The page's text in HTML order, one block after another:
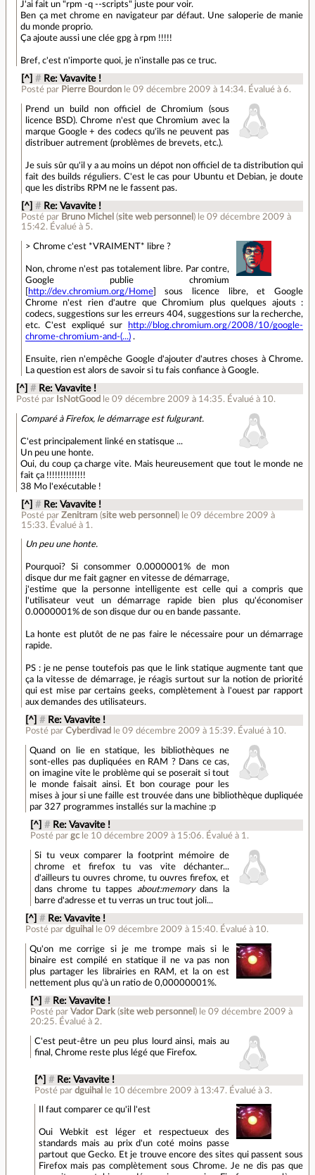
J'ai fait un "rpm -q --scripts" juste pour voir.
Ben ça met chrome en navigateur par défaut. Une saloperie de manie
du monde proprio.
Ça ajoute aussi une clée gpg à rpm !!!!!
Bref, c'est n'importe quoi, je n'installe pas ce truc.
[^] # Re: Vavavite !
Posté par Pierre Bourdon le 09 décembre 2009 à 14:34. Évalué à 6.
Prend un build non officiel de Chromium (sous
licence BSD). Chrome n'est que Chromium avec la
marque Google + des codecs qu'ils ne peuvent pas
distribuer autrement (problèmes de brevets, etc.).
Je suis sûr qu'il y a au moins un dépot non officiel de ta distribution qui
fait des builds réguliers. C'est le cas pour Ubuntu et Debian, je doute
que les distribs RPM ne le fassent pas.
[^] # Re: Vavavite !
Posté par Bruno Michel (site web personnel ) le 09 décembre 2009 à
15:42. Évalué à 5.
> Chrome c'est *VRAIMENT* libre ?
Non, chrome n'est pas totalement libre. Par contre,
Google publie chromium
http://dev.chromium.org/Home] sous licence libre, et Google
Chrome n'est rien d'autre que Chromium plus quelques ajouts :
codecs, suggestions sur les erreurs 404, suggestions sur la recherche,
etc. C'est expliqué sur
http://blog.chromium.org/2008/10/google-
chrome-chromium-and-(...).
Ensuite, rien n'empêche Google d'ajouter d'autres choses à Chrome.
La question est alors de savoir si tu fais confiance à Google.
[^] # Re: Vavavite !
Posté par IsNotGood le 09 décembre 2009 à 14:35. Évalué à 10.
Comparé à Firefox, le démarrage est fulgurant.
C'est principalement linké en statisque ...
Un peu une honte.
Oui, du coup ça charge vite. Mais heureusement que tout le monde ne
fait ça !!!!!!!!!!!!!!
38 Mo l'exécutable !
[^] # Re: Vavavite !
Posté par Zenitram(site web personnel ) le 09 décembre 2009 à
15:33. Évalué à 1 .
Un peu une honte.
Pourquoi? Si consommer 0.0000001% de mon
disque dur me fait gagner en vitesse de démarrage,
j'estime que la personne intelligente est celle qui a compris que
l'utilisateur veut un démarrage rapide bien plus qu'économiser
0.0000001% de son disque dur ou en bande passante.
La honte est plutôt de ne pas faire le nécessaire pour un démarrage
rapide.
PS : je ne pense toutefois pas que le link statique augmente tant que
ça la vitesse de démarrage, je réagis surtout sur la notion de priorité
qui est mise par certains geeks, complètement à l'ouest par rapport
aux demandes des utilisateurs.
[^] # Re: Vavavite !
Posté parCyberdivad le 09 décembre 2009 à 15:39. Évalué à 10.
Quand on lie en statique, les bibliothèques ne
sont-elles pas dupliquées en RAM ? Dans ce cas,
on imagine vite le problème qui se poserait si tout
le monde faisait ainsi. Et bon courage pour les
mises à jour si une faille est trouvée dans une bibliothèque dupliquée
par 327 programmes installés sur la machine :p
[^] # Re: Vavavite !
Posté par gc le 10 décembre 2009 à 15:06. Évalué à 1 .
Si tu veux comparer la footprint mémoire de
chrome et firefox tu vas vite déchanter...
d'ailleurs tu ouvres chrome, tu ouvres firefox, et
dans chrome tu tappes about:memorydans la
barre d'adresse et tu verras un truc tout joli...
[^] # Re: Vavavite !
Posté pardguihal le 09 décembre 2009 à 15:40. Évalué à 10.
Qu'on me corrige si je me trompe mais si le
binaire est compilé en statique il ne va pas non
plus partager les librairies en RAM, et la on est
nettement plus qu'à un ratio de 0,00000001%.
[^] # Re: Vavavite !
Posté par Vador Dark(site web personnel ) le 09 décembre 2009 à
20:25. Évalué à 2.
C'est peut-être un peu plus lourd ainsi, mais au
final, Chrome reste plus légé que Firefox.
[^] # Re: Vavavite !
Posté par dguihal le 10 décembre 2009 à 13:47. Évalué à 3.
Il faut comparer ce qu'il l'est
Oui Webkit est léger et respectueux des
standards mais au prix d'un coté moins passe
partout que Gecko. Et je trouve encore des sites qui passent sous
Firefox mais pas complètement sous Chrome. Je ne dis pas que